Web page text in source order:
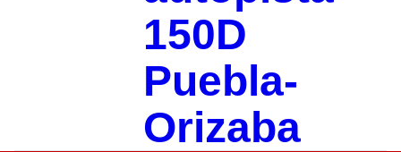
150D
Puebla-
Orizaba